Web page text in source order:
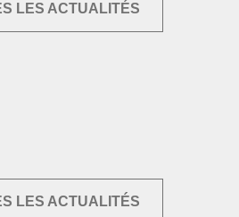
LES ACTUALITÉS
LES ACTUALITÉS